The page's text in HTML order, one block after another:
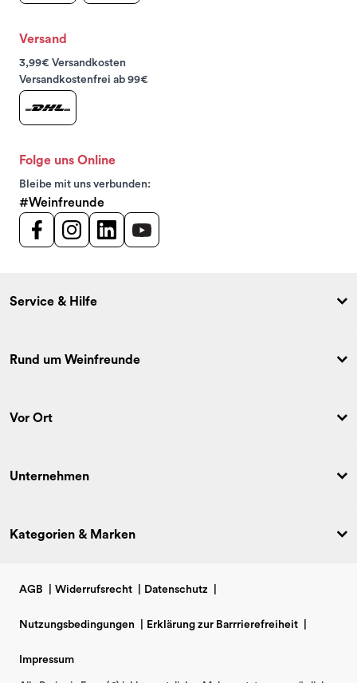
Versand
3,99€ Versandkosten
Versandkostenfrei ab 99€
Folge uns Online
Bleibe mit uns verbunden:
#Weinfreunde
Service & Hilfe
Rund um Weinfreunde
Vor Ort
Unternehmen
Kategorien & Marken
AGB Widerrufsrecht Datenschutz
Nutzungsbedingungen Erklärung zur Barrrierefreiheit
Impressum